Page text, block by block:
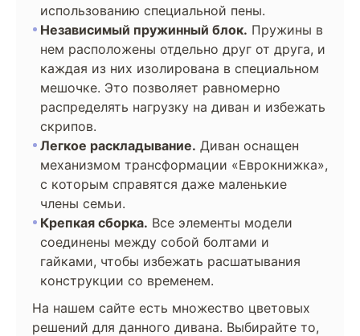
использованию специальной пены.
Независимый пружинный блок. Пружины в
нем расположены отдельно друг от друга, и
каждая из них изолирована в специальном
мешочке. Это позволяет равномерно
распределять нагрузку на диван и избежать
скрипов.
Легкое раскладывание. Диван оснащен
механизмом трансформации «Еврокнижка»,
с которым справятся даже маленькие
члены семьи.
Крепкая сборка. Все элементы модели
соединены между собой болтами и
гайками, чтобы избежать расшатывания
конструкции со временем.
На нашем сайте есть множество цветовых
решений для данного дивана. Выбирайте то,